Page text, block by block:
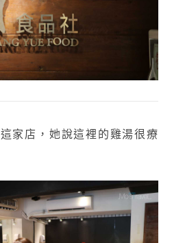
家店，她說這裡的雞湯很療